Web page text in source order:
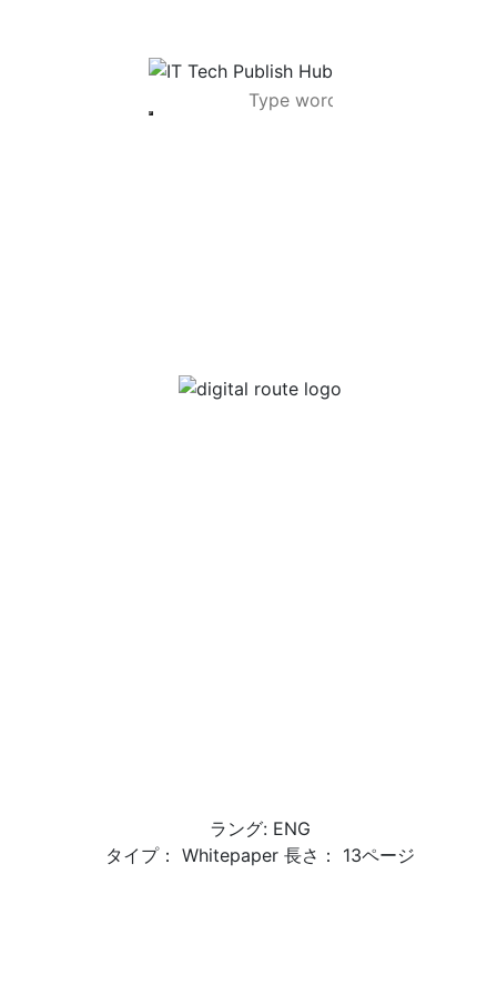
ラング: ENG
タイプ： Whitepaper 長さ： 13ページ